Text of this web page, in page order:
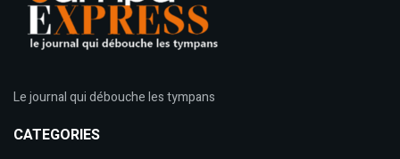
Le journal qui débouche les tympans
CATEGORIES